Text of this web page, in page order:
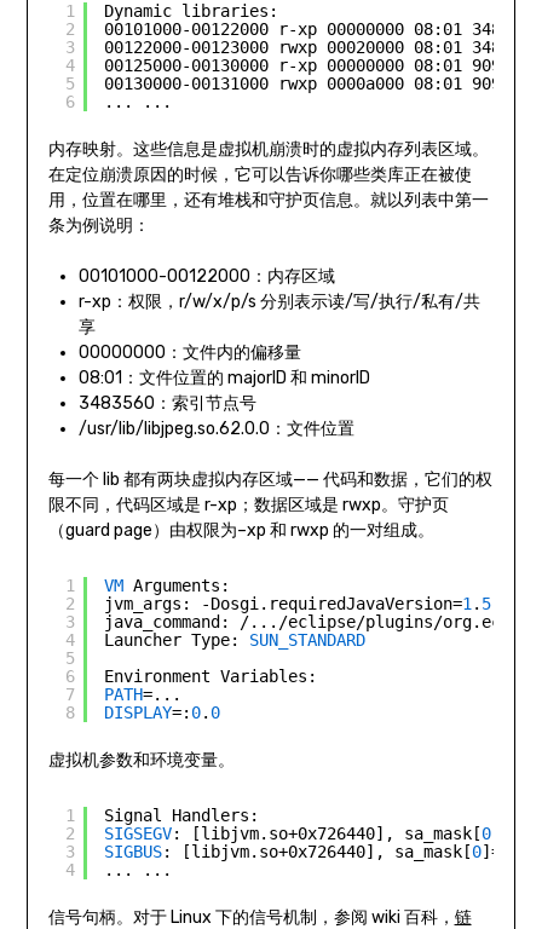
1
2
3
4
5
6
Dynamic libraries:
00101000-00122000 r-xp 00000000 08:01
00122000-00123000 rwxp 00020000 08:01
00125000-00130000 r-xp 00000000 08:01
00130000-00131000 rwxp 0000a000 08:01
... ...
内存映射。这些信息是虚拟机崩溃时的虚拟内存列表区域。
在定位崩溃原因的时候，它可以告诉你哪些类库正在被使
用，位置在哪里，还有堆栈和守护页信息。就以列表中第一
条为例说明：
00101000-00122000：内存区域
r-xp：权限，r/w/x/p/s 分别表示读/写/执行/私有/共
享
00000000：文件内的偏移量
08:01：文件位置的 majorID 和 minorID
3483560：索引节点号
/usr/lib/libjpeg.so.62.0.0：文件位置
每一个 lib 都有两块虚拟内存区域—— 代码和数据，它们的权
限不同，代码区域是 r-xp；数据区域是 rwxp。守护页
（guard page）由权限为–xp 和 rwxp 的一对组成。
1
2
3
4
5
6
7
8
VM Arguments:
jvm_args: -Dosgi.requiredJavaVersion=1 . 5
java_command: /.../eclipse/plugins/
Launcher Type: SUN_STANDARD
Environment Variables:
PATH=...
DISPLAY=: 0. 0
虚拟机参数和环境变量。
1
2
3
4
Signal Handlers:
SIGSEGV: [libjvm.so+0x726440], sa_mask[0
SIGBUS: [libjvm.so+0x726440], sa_mask[0
... ...
信号句柄。对于 Linux 下的信号机制，参阅 wiki 百科， 链